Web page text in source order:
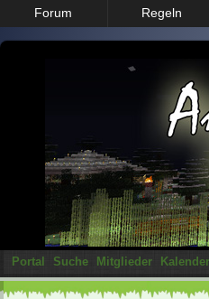
Forum Regeln
Portal Suche Mitglieder Kalender